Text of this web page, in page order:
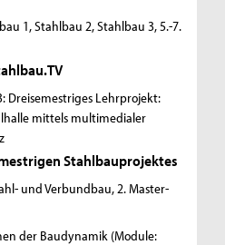
1, Stahlbau 2, Stahlbau 3, 5.-7.
Dreisemestriges Lehrprojekt:
mittels multimedialer
Stahlbauprojektes
und Verbundbau, 2. Master-
der Baudynamik (Module: